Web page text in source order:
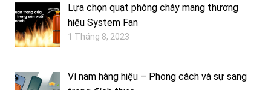
Lựa chọn quạt phòng cháy mang thương
hiệu System Fan
1 Tháng 8, 2023
Ví nam hàng hiệu – Phong cách và sự sang